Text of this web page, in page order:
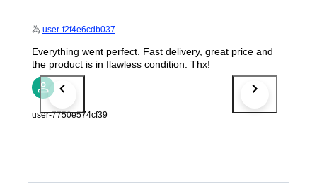
為 user-f2f4e6cdb037
Everything went perfect. Fast delivery, great price and
the product is in flawless condition. Thx!
user-7750e574cf39